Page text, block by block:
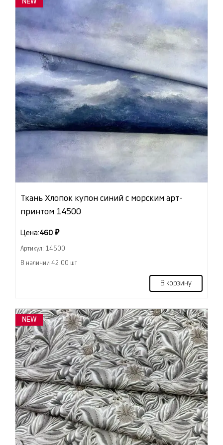
Ткань Хлопок купон синий с морским арт-
принтом 14500
Цена:460 ₽
Артикул: 14500
В наличии 42.00 шт
В корзину
NEW